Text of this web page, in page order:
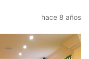
hace 8 años